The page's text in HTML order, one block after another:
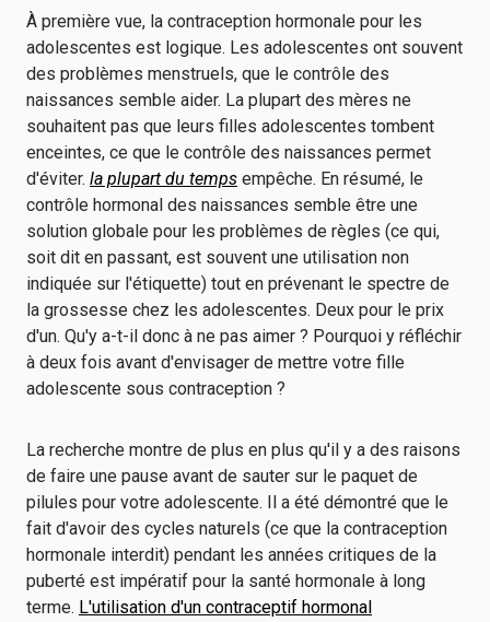
À première vue, la contraception hormonale pour les
adolescentes est logique. Les adolescentes ont souvent
des problèmes menstruels, que le contrôle des
naissances semble aider. La plupart des mères ne
souhaitent pas que leurs filles adolescentes tombent
enceintes, ce que le contrôle des naissances permet
d'éviter. la plupart du temps empêche. En résumé, le
contrôle hormonal des naissances semble être une
solution globale pour les problèmes de règles (ce qui,
soit dit en passant, est souvent une utilisation non
indiquée sur l'étiquette) tout en prévenant le spectre de
la grossesse chez les adolescentes. Deux pour le prix
d'un. Qu'y a-t-il donc à ne pas aimer ? Pourquoi y réfléchir
à deux fois avant d'envisager de mettre votre fille
adolescente sous contraception ?
La recherche montre de plus en plus qu'il y a des raisons
de faire une pause avant de sauter sur le paquet de
pilules pour votre adolescente. Il a été démontré que le
fait d'avoir des cycles naturels (ce que la contraception
hormonale interdit) pendant les années critiques de la
puberté est impératif pour la santé hormonale à long
terme. L'utilisation d'un contraceptif hormonal